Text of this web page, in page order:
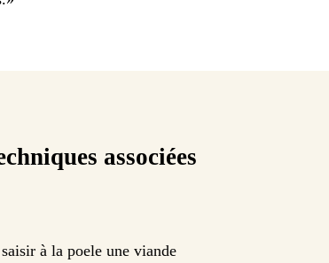
associées
à la poele une viande